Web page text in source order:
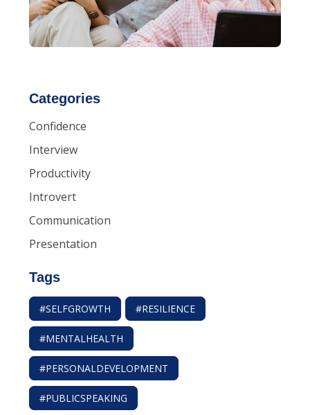
Categories
Confidence
Interview
Productivity
Introvert
Communication
Presentation
Tags
#SELFGROWTH #RESILIENCE
#MENTALHEALTH
#PERSONALDEVELOPMENT
#PUBLICSPEAKING